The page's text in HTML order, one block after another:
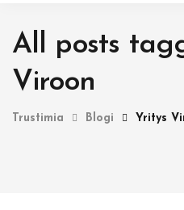
All posts
Viroon
Trustimia Blogi Yritys